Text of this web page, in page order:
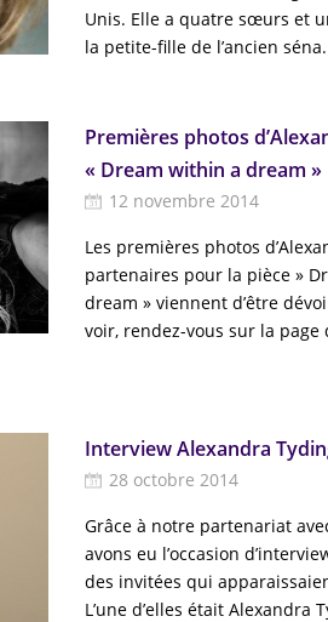
Unis. Elle a quatre sœurs et
la petite-fille de l’ancien
Premières photos
« Dream within a dream »
12 novembre 2014
Les premières photos
partenaires pour la pièce »
dream » viennent d’être
voir, rendez-vous sur la page
Interview Alexandra
28 octobre 2014
Grâce à notre partenariat
avons eu l’occasion
des invitées qui
L’une d’elles était Alexandra